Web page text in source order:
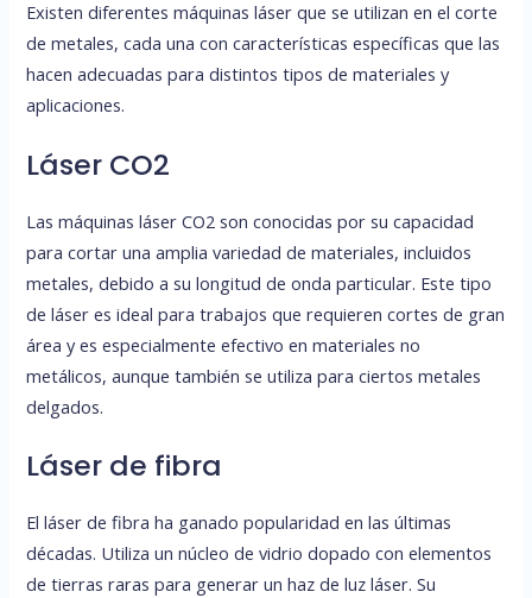
Existen diferentes máquinas láser que se utilizan en el corte
de metales, cada una con características específicas que las
hacen adecuadas para distintos tipos de materiales y
aplicaciones.
Láser CO2
Las máquinas láser CO2 son conocidas por su capacidad
para cortar una amplia variedad de materiales, incluidos
metales, debido a su longitud de onda particular. Este tipo
de láser es ideal para trabajos que requieren cortes de gran
área y es especialmente efectivo en materiales no
metálicos, aunque también se utiliza para ciertos metales
delgados.
Láser de fibra
El láser de fibra ha ganado popularidad en las últimas
décadas. Utiliza un núcleo de vidrio dopado con elementos
de tierras raras para generar un haz de luz láser. Su